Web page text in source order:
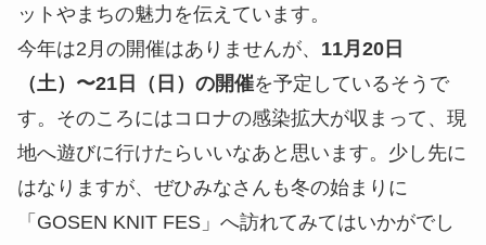
ットやまちの魅力を伝えています。
今年は2月の開催はありませんが、 11月20日
（土）〜21日（日）の開催を予定しているそうで
す。そのころにはコロナの感染拡大が収まって、現
地へ遊びに行けたらいいなあと思います。少し先に
はなりますが、ぜひみなさんも冬の始まりに
「GOSEN KNIT FES」へ訪れてみてはいかがでし